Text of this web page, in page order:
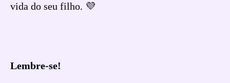
vida do seu filho. 💜
Lembre-se!